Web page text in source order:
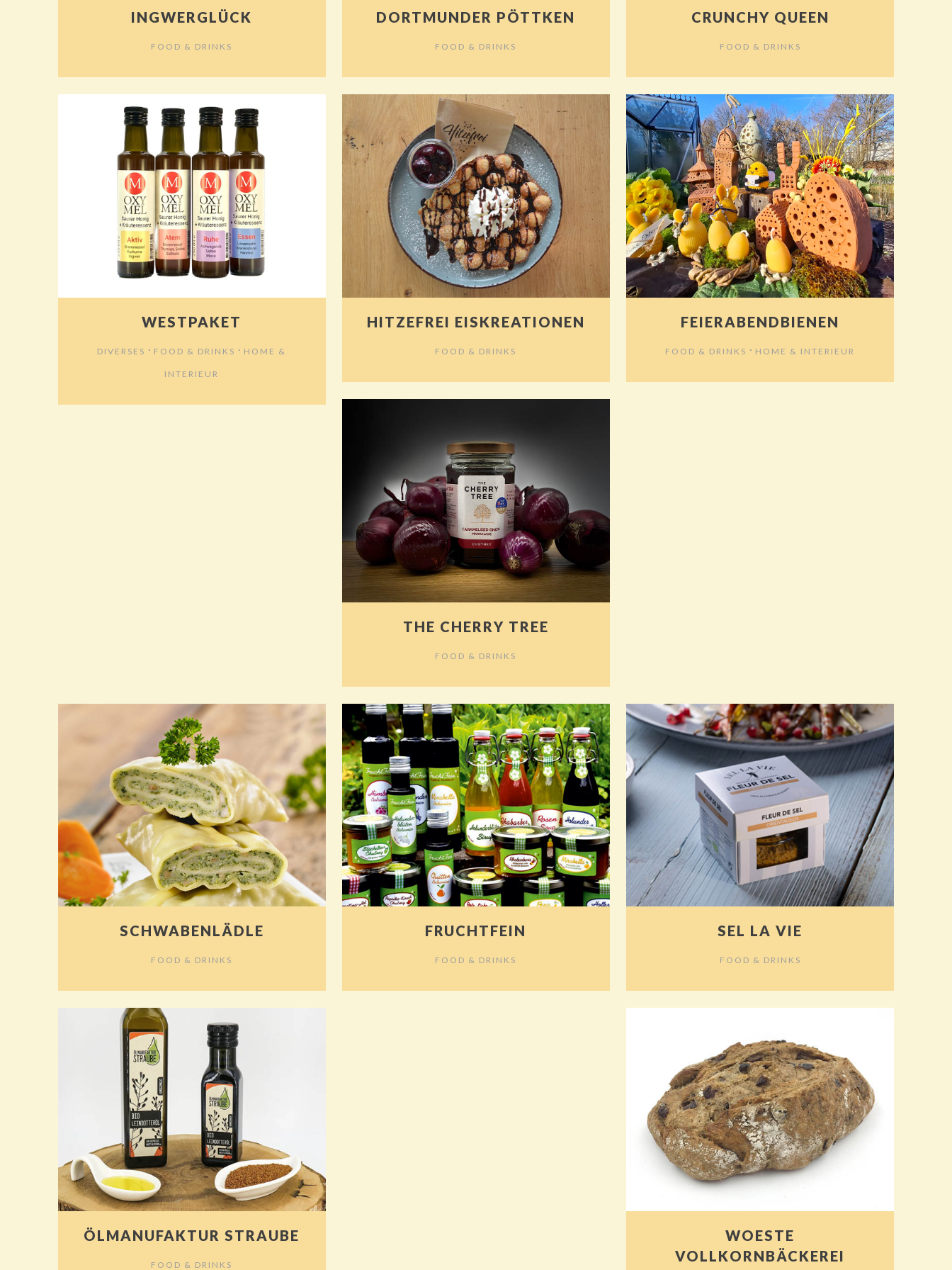
INGWERGLÜCK
FOOD & DRINKS
DORTMUNDER PÖTTKEN
FOOD & DRINKS
CRUNCHY QUEEN
FOOD & DRINKS
WESTPAKET
DIVERSES ⋅ FOOD & DRINKS ⋅ HOME &
INTERIEUR
HITZEFREI EISKREATIONEN
FOOD & DRINKS
FEIERABENDBIENEN
FOOD & DRINKS ⋅ HOME & INTERIEUR
THE CHERRY TREE
FOOD & DRINKS
SCHWABENLÄDLE
FOOD & DRINKS
SEL LA VIE
FOOD & DRINKS
FRUCHTFEIN
FOOD & DRINKS
ÖLMANUFAKTUR STRAUBE
FOOD & DRINKS
WOESTE
VOLLKORNBÄCKEREI